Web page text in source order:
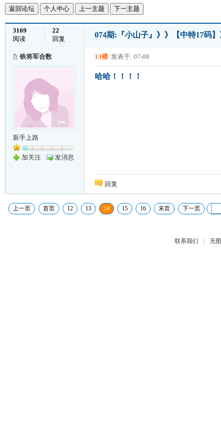
返回论坛 个人中心 上一主题 下一主题
3169
阅读
22
回复
074期:『小山子』》》【中特17码
铁将军合数
新手上路
加关注 发消息
13楼 发表于: 07-08
哈哈！！！！
回复
上一页 首页 12 13 14 15 16 末页 下一页
联系我们 | 无